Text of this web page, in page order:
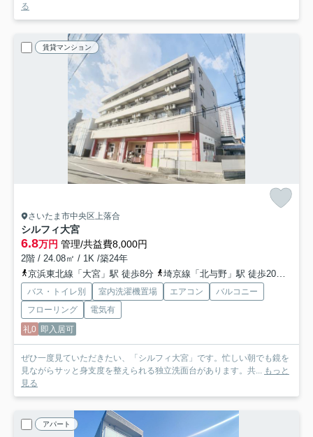
る
賃貸マンション
さいたま市中央区上落合
シルフィ大宮
6.8万円 管理/共益費8,000円
2階 / 24.08㎡ / 1K /築24年
京浜東北線「大宮」駅 徒歩8分
埼京線「北与野」駅 徒歩20分
バス・トイレ別 室内洗濯機置場 エアコン
バルコニー
フローリング
電気有
礼0 即入居可
ぜひ一度見ていただきたい、「シルフィ大宮」です。忙しい朝でも鏡を
見ながらサッと身支度を整えられる独立洗面台があります。共... もっと
見る
アパート